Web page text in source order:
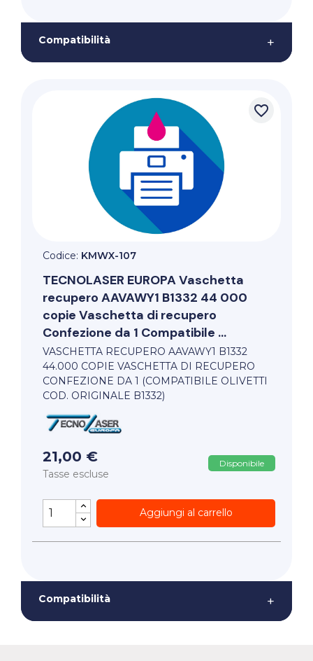
Compatibilità +
favorite_border
Codice: KMWX-107
TECNOLASER EUROPAVaschetta
recupero AAVAWY1 B1332 44 000
copie Vaschetta di recupero
Confezione da 1 Compatibile ...
VASCHETTA RECUPERO AAVAWY1 B1332
44.000 COPIE VASCHETTA DI RECUPERO
CONFEZIONE DA 1 (COMPATIBILE OLIVETTI
COD. ORIGINALE B1332)
21,00 €
Tasse escluse
Disponibile
Aggiungi al carrello
Compatibilità +